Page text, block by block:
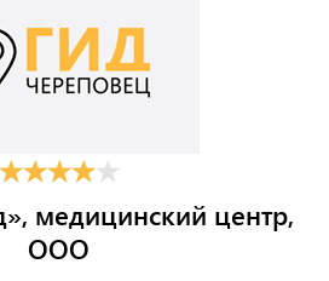
медицинский центр,
ООО